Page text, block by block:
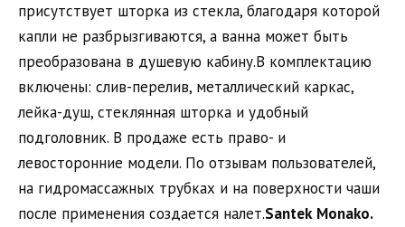
присутствует шторка из стекла, благодаря которой
капли не разбрызгиваются, а ванна может быть
преобразована в душевую кабину.В комплектацию
включены: слив-перелив, металлический каркас,
лейка-душ, стеклянная шторка и удобный
подголовник. В продаже есть право- и
левосторонние модели. По отзывам пользователей,
на гидромассажных трубках и на поверхности чаши
после применения создается налет.Santek Monako.